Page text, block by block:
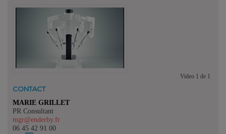
Video 1 de 1
CONTACT
MARIE GRILLET
PR Consultant
mgr@enderby.fr
06 45 42 91 00